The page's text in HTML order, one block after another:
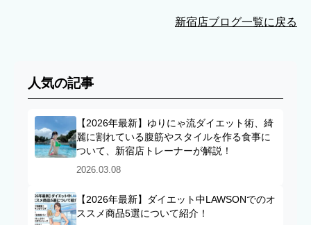
新宿店ブログ一覧に戻る
人気の記事
【2026年最新】ゆりにゃ流ダイエット術、綺
麗に割れている腹筋やスタイルを作る食事に
ついて、新宿店トレーナーが解説！
2026.03.08
【2026年最新】ダイエット中LAWSONでのオ
ススメ商品5選について紹介！